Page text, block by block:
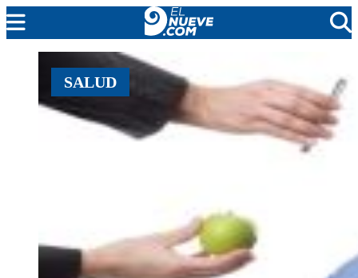
MENDOZA
CADA DÍA
ARGENTINA
SALUD